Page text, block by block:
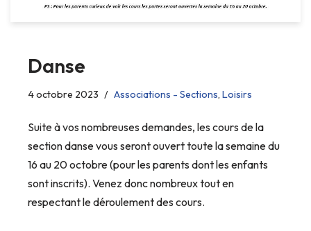
Danse
4 octobre 2023 Associations - Sections, Loisirs
Suite à vos nombreuses demandes, les cours de la
section danse vous seront ouvert toute la semaine du
16 au 20 octobre (pour les parents dont les enfants
sont inscrits). Venez donc nombreux tout en
respectant le déroulement des cours.